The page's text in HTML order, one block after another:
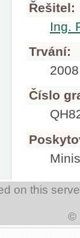
Řešitel:
Ing.
Trvání:
Číslo
on this
©